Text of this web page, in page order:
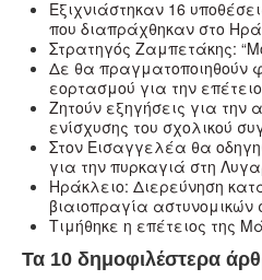
Eξιχνιάστηκαν 16
που διαπράχθηκαν στο
Στρατηγός Ζαμπετάκης:
Δε θα πραγματοποιηθούν
εορτασμού για την
Ζητούν εξηγήσεις για την
ενίσχυσης του σχολικού
Στον Εισαγγελέα θα
για την πυρκαγιά στη
Ηράκλειο: Διερεύνηση
βιαιοπραγία αστυνομικών
Τιμήθηκε η επέτειος της
Τα 10 δημοφιλέστερα